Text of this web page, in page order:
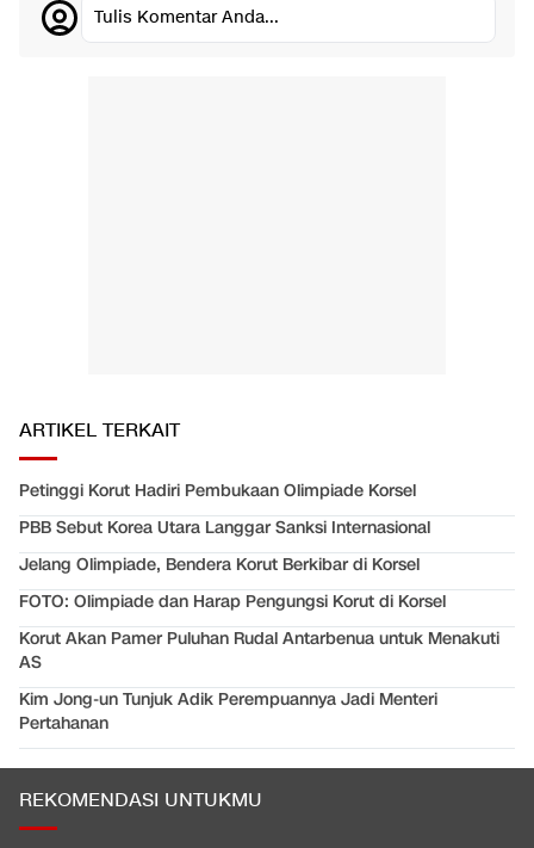
Tulis Komentar Anda...
ARTIKEL TERKAIT
Petinggi Korut Hadiri Pembukaan Olimpiade Korsel
PBB Sebut Korea Utara Langgar Sanksi Internasional
Jelang Olimpiade, Bendera Korut Berkibar di Korsel
FOTO: Olimpiade dan Harap Pengungsi Korut di Korsel
Korut Akan Pamer Puluhan Rudal Antarbenua untuk Menakuti
AS
Kim Jong-un Tunjuk Adik Perempuannya Jadi Menteri
Pertahanan
REKOMENDASI UNTUKMU